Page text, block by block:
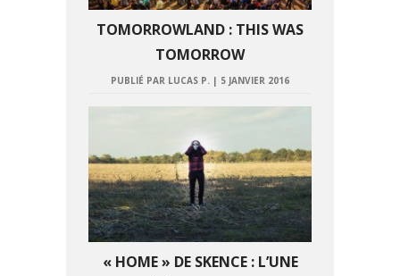
TOMORROWLAND : THIS WAS
TOMORROW
PUBLIÉ PAR LUCAS P. | 5 JANVIER 2016
« HOME » DE SKENCE : L’UNE